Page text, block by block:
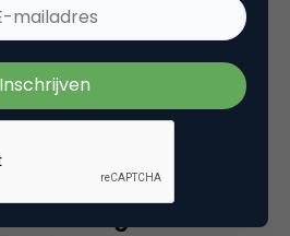
steeds meer terrein winnen
De sociale netwerken
leveren. Mobile wordt
als platform.
– Vastgoed